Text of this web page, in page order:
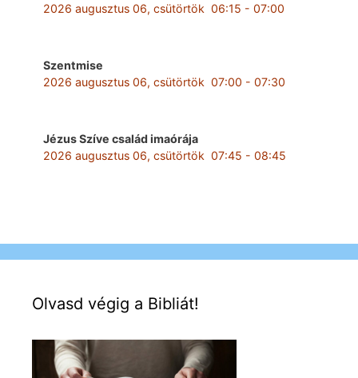
2026 augusztus 06, csütörtök 06:15 - 07:00
Szentmise
2026 augusztus 06, csütörtök 07:00 - 07:30
Jézus Szíve család imaórája
2026 augusztus 06, csütörtök 07:45 - 08:45
Olvasd végig a Bibliát!